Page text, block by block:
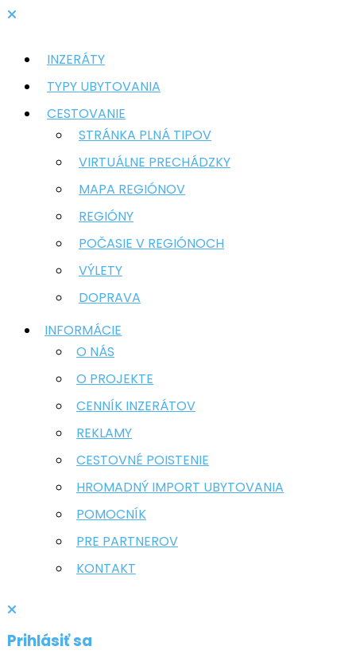
INZERÁTY
TYPY UBYTOVANIA
CESTOVANIE
STRÁNKA PLNÁ TIPOV
VIRTUÁLNE PRECHÁDZKY
MAPA REGIÓNOV
REGIÓNY
POČASIE V REGIÓNOCH
VÝLETY
DOPRAVA
INFORMÁCIE
O NÁS
O PROJEKTE
CENNÍK INZERÁTOV
REKLAMY
CESTOVNÉ POISTENIE
HROMADNÝ IMPORT UBYTOVANIA
POMOCNÍK
PRE PARTNEROV
KONTAKT
Prihlásiť sa